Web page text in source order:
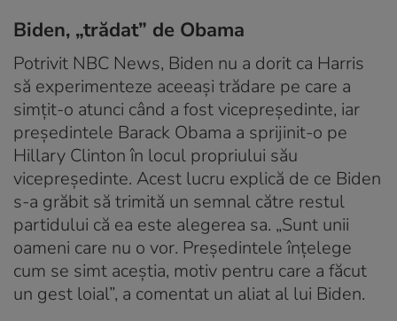
Biden, „trădat” de Obama
Potrivit NBC News, Biden nu a dorit ca Harris
să experimenteze aceeaşi trădare pe care a
simţit-o atunci când a fost vicepreşedinte, iar
preşedintele Barack Obama a sprijinit-o pe
Hillary Clinton în locul propriului său
vicepreşedinte. Acest lucru explică de ce Biden
s-a grăbit să trimită un semnal către restul
partidului că ea este alegerea sa. „Sunt unii
oameni care nu o vor. Preşedintele înţelege
cum se simt aceştia, motiv pentru care a făcut
un gest loial”, a comentat un aliat al lui Biden.